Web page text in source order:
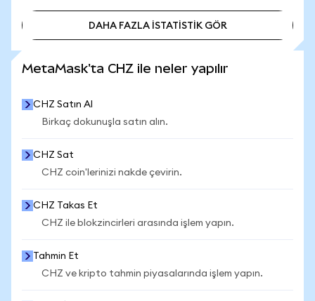
DAHA FAZLA İSTATİSTİK GÖR
MetaMask'ta CHZ ile neler yapılır
CHZ Satın Al
Birkaç dokunuşla satın alın.
CHZ Sat
CHZ coin'lerinizi nakde çevirin.
CHZ Takas Et
CHZ ile blokzincirleri arasında işlem yapın.
Tahmin Et
CHZ ve kripto tahmin piyasalarında işlem yapın.